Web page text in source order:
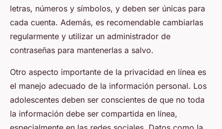
letras, números y símbolos, y deben ser únicas para
cada cuenta. Además, es recomendable cambiarlas
regularmente y utilizar un administrador de
contraseñas para mantenerlas a salvo.
Otro aspecto importante de la privacidad en línea es
el manejo adecuado de la información personal. Los
adolescentes deben ser conscientes de que no toda
la información debe ser compartida en línea,